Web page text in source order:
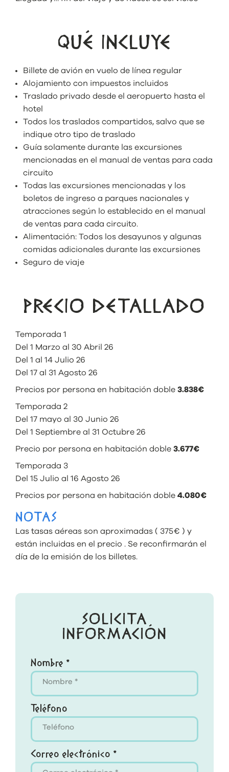
QUÉ INCLUYE
Billete de avión en vuelo de línea regular
Alojamiento con impuestos incluidos
Traslado privado desde el aeropuerto hasta el
hotel
Todos los traslados compartidos, salvo que se
indique otro tipo de traslado
Guía solamente durante las excursiones
mencionadas en el manual de ventas para cada
circuito
Todas las excursiones mencionadas y los
boletos de ingreso a parques nacionales y
atracciones según lo establecido en el manual
de ventas para cada circuito.
Alimentación: Todos los desayunos y algunas
comidas adicionales durante las excursiones
Seguro de viaje
PRECIO DETALLADO
Temporada 1
Del 1 Marzo al 30 Abril 26
Del 1 al 14 Julio 26
Del 17 al 31 Agosto 26
Precios por persona en habitación doble 3.838€
Temporada 2
Del 17 mayo al 30 Junio 26
Del 1 Septiembre al 31 Octubre 26
Precio por persona en habitación doble 3.677€
Temporada 3
Del 15 Julio al 16 Agosto 26
Precios por persona en habitación doble 4.080€
NOTAS
Las tasas aéreas son aproximadas ( 375€ ) y
están incluidas en el precio . Se reconfirmarán el
día de la emisión de los billetes.
SOLICITA
INFORMACIÓN
Nombre *
Teléfono
Correo electrónico *